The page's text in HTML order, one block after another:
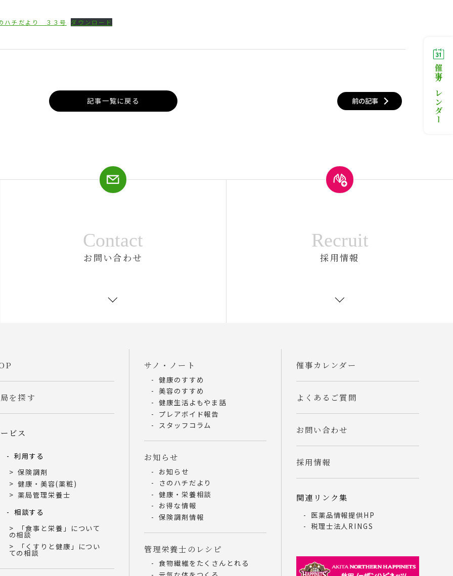
催事カレンダー
ハチだより ３３号 ダウンロード
記事一覧に戻る 前の記事
Contact
お問い合わせ
Recruit
採用情報
を探す
ビス
利用する
保険調剤
健康・美容(薬粧)
薬局管理栄養士
相談する
「食事と栄養」について
の相談
「くすりと健康」につい
ての相談
サノ・ノート
健康のすすめ
美容のすすめ
健康生活よもやま話
プレアボイド報告
スタッフコラム
お知らせ
お知らせ
さのハチだより
健康・栄養相談
お得な情報
保険調剤情報
管理栄養士のレシピ
食物繊維をたくさんとれる
催事カレンダー
よくあるご質問
お問い合わせ
採用情報
関連リンク集
医薬品情報提供HP
税理士法人RINGS